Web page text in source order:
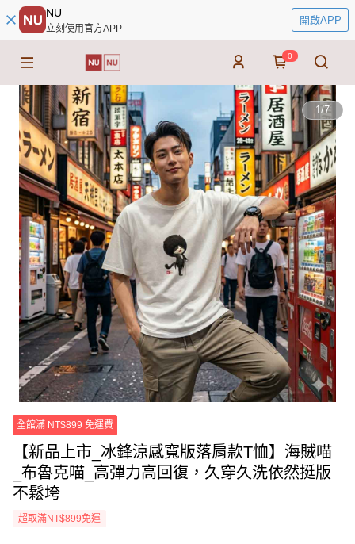
NU
立刻使用官方APP
開啟APP
0
1/7
全館滿 NT$899 免運費
【新品上市_冰鋒涼感寬版落肩款T恤】海賊喵
_布魯克喵_高彈力高回復，久穿久洗依然挺版
不鬆垮
超取滿NT$899免運